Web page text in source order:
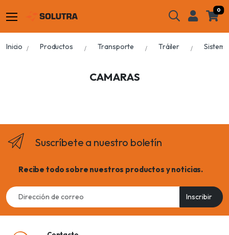
0
Inicio Productos Transporte Tráiler
CAMARAS
Suscríbete a nuestro boletín
Recibe todo sobre nuestros productos y noticias.
Email
address
Inscribir